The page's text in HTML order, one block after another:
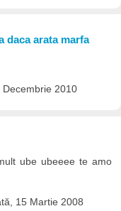
daca arata marfa
Decembrie 2010
ube ubeeee te amo
15 Martie 2008